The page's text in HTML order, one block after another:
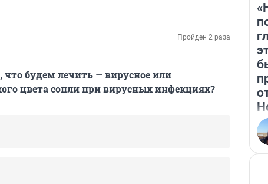
Пройден 2 раза
что будем лечить — вирусное или
цвета сопли при вирусных инфекциях?